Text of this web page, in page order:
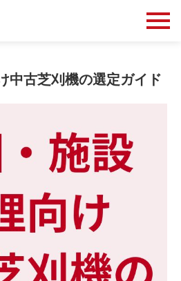
中古芝刈機の選定ガイド